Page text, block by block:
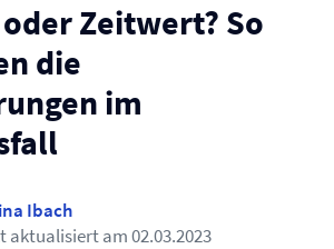
Zeitwert? So
die
im
Ibach
aktualisiert am02.03.2023